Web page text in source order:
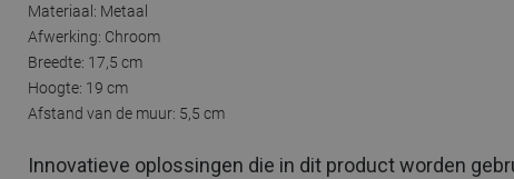
Materiaal: Metaal
Afwerking: Chroom
Breedte: 17,5 cm
Hoogte: 19 cm
Afstand van de muur: 5,5 cm
Innovatieve oplossingen die in dit product worden